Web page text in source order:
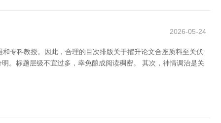
2026-05-24
专科教授。因此，合理的目次排版关于擢升论文合座质料至关伏
。标题层级不宜过多，幸免酿成阅读稠密。 其次，神情调治是关